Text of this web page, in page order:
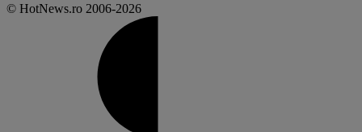
© HotNews.ro 2006-2026